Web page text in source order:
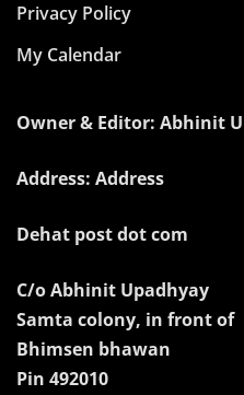
Privacy Policy
My Calendar
Owner & Editor: Abhinit
Address: Address
Dehat post dot com
C/o Abhinit Upadhyay
Samta colony, in front of
Bhimsen bhawan
Pin 492010